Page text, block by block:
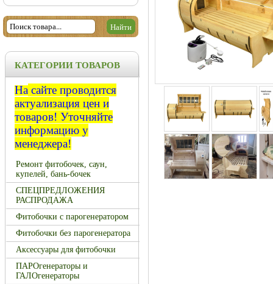
КАТЕГОРИИ ТОВАРОВ
На сайте проводится
актуализация цен и
товаров! Уточняйте
информацию у
менеджера!
Ремонт фитобочек, саун,
купелей, бань-бочек
СПЕЦПРЕДЛОЖЕНИЯ
РАСПРОДАЖА
Фитобочки с парогенератором
Фитобочки без парогенератора
Аксессуары для фитобочки
ПАРОгенераторы и
ГАЛОгенераторы